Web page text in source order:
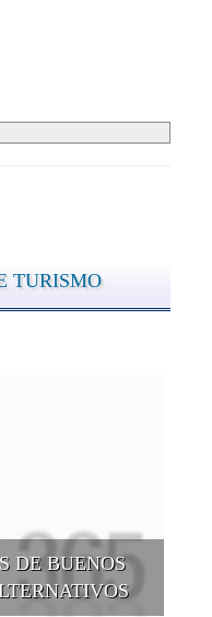
TURISMO
DE BUENOS